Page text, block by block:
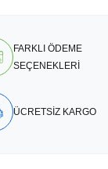
FARKLI ÖDEME
SEÇENEKLERİ
ÜCRETSİZ KARGO